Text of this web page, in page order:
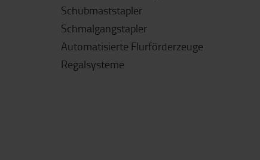
Schubmaststapler
Schmalgangstapler
Automatisierte Flurförderzeuge
Regalsysteme